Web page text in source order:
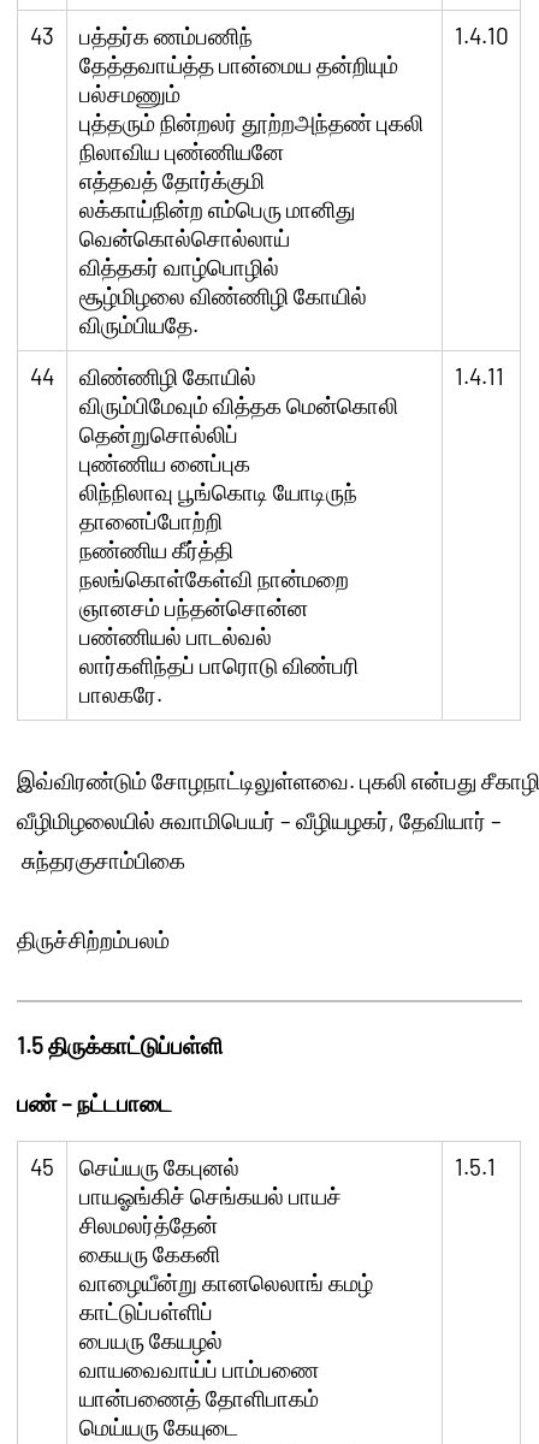
43
பத்தர்க ணம்பணிந்
தேத்தவாய்த்த பான்மைய தன்றியும்
பல்சமணும்
புத்தரும் நின்றலர் தூற்றஅந்தண் புகலி
நிலாவிய புண்ணியனே
எத்தவத் தோர்க்குமி
லக்காய்நின்ற எம்பெரு மானிது
வென்கொல்சொல்லாய்
வித்தகர் வாழ்பொழில்
சூழ்மிழலை விண்ணிழி கோயில்
விரும்பியதே.
1.4.10
44
விண்ணிழி கோயில்
விரும்பிமேவும் வித்தக மென்கொலி
தென்றுசொல்லிப்
புண்ணிய னைப்புக
லிந்நிலாவு பூங்கொடி யோடிருந்
தானைப்போற்றி
நண்ணிய கீர்த்தி
நலங்கொள்கேள்வி நான்மறை
ஞானசம் பந்தன்சொன்ன
பண்ணியல் பாடல்வல்
லார்களிந்தப் பாரொடு விண்பரி
பாலகரே.
1.4.11
இவ்விரண்டும்சோழநாட்டிலுள்ளவை.புகலிஎன்பது
வீழிமிழலையில் சுவாமிபெயர் –வீழியழகர்,தேவியார் –
சுந்தரகுசாம்பிகை
திருச்சிற்றம்பலம்
1.5திருக்காட்டுப்பள்ளி
பண்–நட்டபாடை
45
செய்யரு கேபுனல்
பாயஓங்கிச் செங்கயல் பாயச்
சிலமலர்த்தேன்
கையரு கேகனி
வாழையீன்று கானலெலாங் கமழ்
காட்டுப்பள்ளிப்
பையரு கேயழல்
வாயவைவாய்ப் பாம்பணை
யான்பணைத் தோளிபாகம்
மெய்யரு கேயுடை
1.5.1